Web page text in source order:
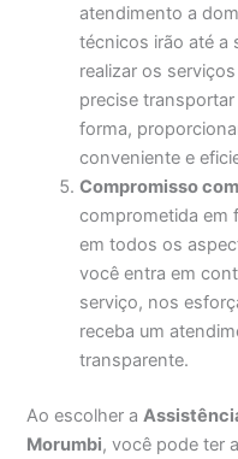
atendimento a
técnicos irão até a
realizar os
precise
forma,
conveniente e
Compromisso
comprometida em
em todos os
você entra em
serviço, nos
receba um
transparente.
Ao escolher a
Morumbi, você pode ter